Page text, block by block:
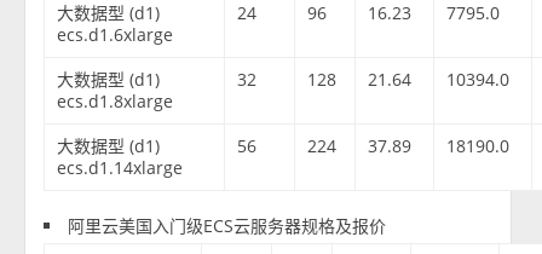
大数据型 (d1)
ecs.d1.6xlarge
24 96 16.23 7795.0
大数据型 (d1)
ecs.d1.8xlarge
32 128 21.64 10394.0
大数据型 (d1)
ecs.d1.14xlarge
56 224 37.89 18190.0
阿里云美国入门级ECS云服务器规格及报价